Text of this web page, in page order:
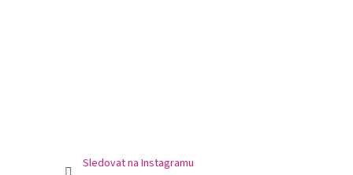
Sledovat na Instagramu